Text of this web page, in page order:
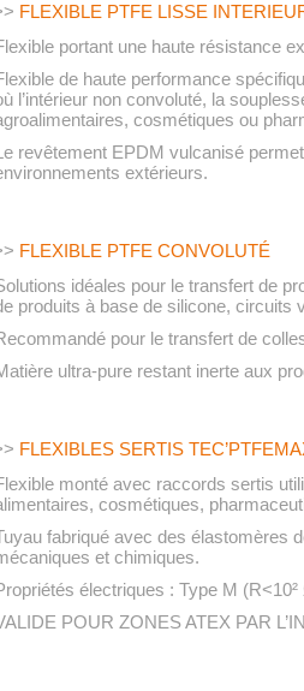
FLEXIBLE PTFE LISSE
portant une haute résistance
de haute performance
l’intérieur non convoluté, la
cosmétiques ou
revêtement EPDM vulcanisé
extérieurs.
FLEXIBLE PTFE CONVOLUTÉ
idéales pour le transfert de
produits à base de silicone, circuits
pour le transfert de
ultra-pure restant inerte aux
FLEXIBLES SERTIS
monté avec raccords sertis
cosmétiques,
fabriqué avec des élastomères
et chimiques.
électriques : Type M (R<10²
POUR ZONES ATEX PAR